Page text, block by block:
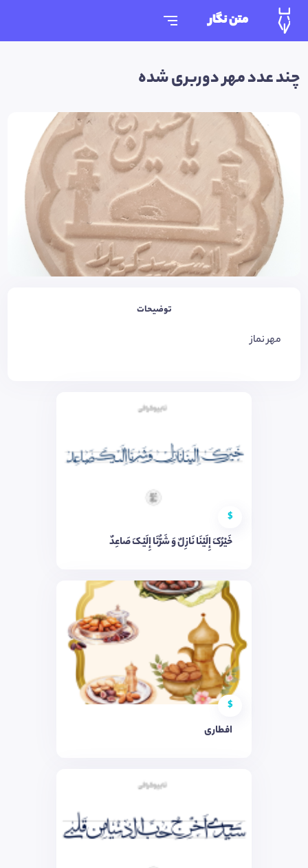
متن نگار
چند عدد مهر دوربری شده
توضیحات
مهر نماز
$
خَیْرُکَ إِلَیْنَا نَازِلٌ وَ شَرُّنَا إِلَیْکَ صَاعِدٌ
$
افطاری